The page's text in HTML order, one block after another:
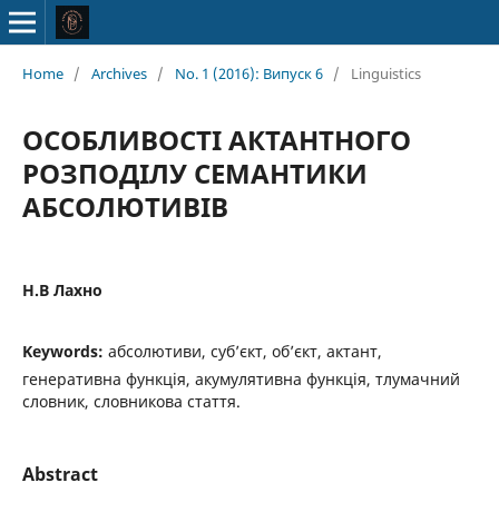
Home / Archives / No. 1 (2016): Випуск 6 / Linguistics
ОСОБЛИВОСТІ АКТАНТНОГО
РОЗПОДІЛУ СЕМАНТИКИ
АБСОЛЮТИВІВ
Н.В Лахно
Keywords: абсолютиви, суб’єкт, об’єкт, актант,
генеративна функція, акумулятивна функція, тлумачний
словник, словникова стаття.
Abstract